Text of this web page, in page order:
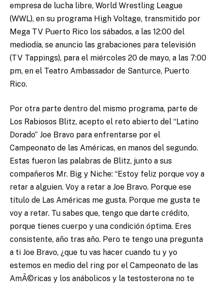
empresa de lucha libre, World Wrestling League
(WWL), en su programa High Voltage, transmitido por
Mega TV Puerto Rico los sábados, a las 12:00 del
mediodía, se anuncio las grabaciones para televisión
(TV Tappings), para el miércoles 20 de mayo, a las 7:00
pm, en el Teatro Ambassador de Santurce, Puerto
Rico.
Por otra parte dentro del mismo programa, parte de
Los Rabiosos Blitz, acepto el reto abierto del “Latino
Dorado” Joe Bravo para enfrentarse por el
Campeonato de las Américas, en manos del segundo.
Estas fueron las palabras de Blitz, junto a sus
compañeros Mr. Big y Niche: “Estoy feliz porque voy a
retar a alguien. Voy a retar a Joe Bravo. Porque ese
título de Las Américas me gusta. Porque me gusta te
voy a retar. Tu sabes que, tengo que darte crédito,
porque tienes cuerpo y una condición óptima. Eres
consistente, año tras año. Pero te tengo una pregunta
a ti Joe Bravo, ¿que tu vas hacer cuando tu y yo
estemos en medio del ring por el Campeonato de las
AmÃ©ricas y los anábolicos y la testosterona no te